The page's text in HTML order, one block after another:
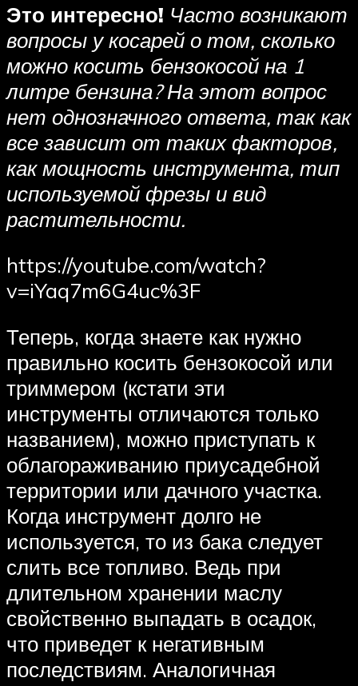
Это интересно! Часто возникают
вопросы у косарей о том, сколько
можно косить бензокосой на 1
литре бензина? На этот вопрос
нет однозначного ответа, так как
все зависит от таких факторов,
как мощность инструмента, тип
используемой фрезы и вид
растительности.
https://youtube.com/watch?
v=iYaq7m6G4uc%3F
Теперь, когда знаете как нужно
правильно косить бензокосой или
триммером (кстати эти
инструменты отличаются только
названием), можно приступать к
облагораживанию приусадебной
территории или дачного участка.
Когда инструмент долго не
используется, то из бака следует
слить все топливо. Ведь при
длительном хранении маслу
свойственно выпадать в осадок,
что приведет к негативным
последствиям. Аналогичная